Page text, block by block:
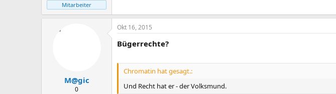
Mitarbeiter
M@gic
0
Okt 16, 2015
Bügerrechte?
Chromatin hat gesagt.:
Und Recht hat er - der Volksmund.